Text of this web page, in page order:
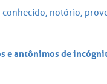
conhecido, notório,
e antônimos de